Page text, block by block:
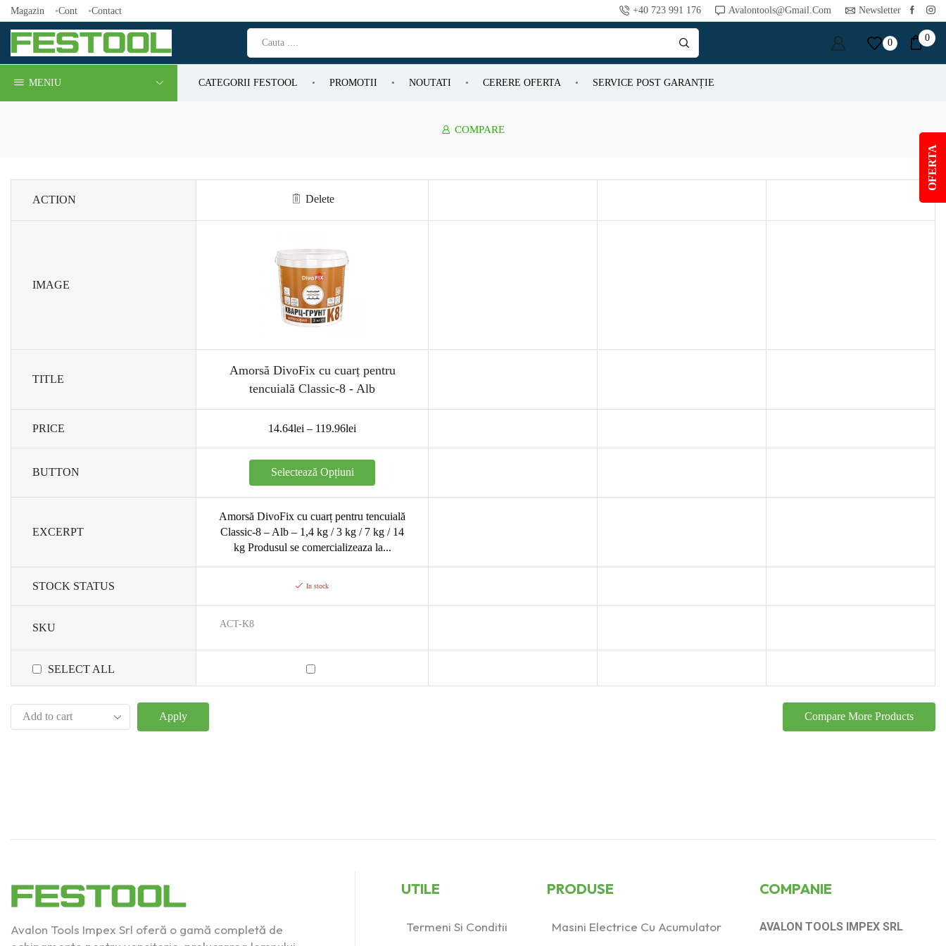
Magazin Cont Contact +40 723 991 176 Avalontools@gmail.com Newsletter
0 0
MENIU CATEGORII FESTOOL PROMOTII NOUTATI CERERE OFERTA SERVICE POST GARANȚIE
COMPARE
ACTION Delete
IMAGE
TITLE
Amorsă DivoFix cu cuarț pentru
tencuială Classic-8 - Alb
PRICE 14.64lei – 119.96lei
BUTTON Selectează Opțiuni
EXCERPT
Amorsă DivoFix cu cuarț pentru tencuială
Classic-8 – Alb – 1,4 kg / 3 kg / 7 kg / 14
kg Produsul se comercializeaza la...
STOCK STATUS In stock
SKU ACT-K8
SELECT ALL
Apply Compare More Products
Avalon Tools Impex Srl oferă o gamă completă de
UTILE
Termeni Si Conditii
PRODUSE
Masini Electrice Cu Acumulator
COMPANIE
AVALON TOOLS IMPEX SRL
OFERTA